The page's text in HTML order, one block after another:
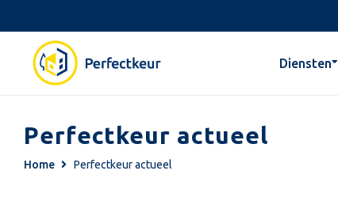
Diensten
Perfectkeur actueel
Home Perfectkeur actueel